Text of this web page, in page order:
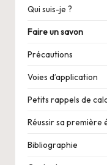
Qui suis-je ?
Faire un savon
Précautions
Voies d’application
Petits rappels de
Réussir sa première
Bibliographie